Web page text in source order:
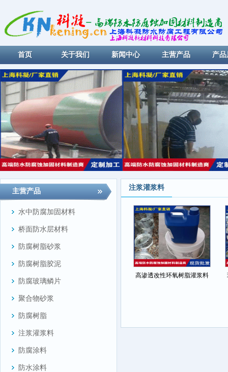
首页 关于我们 新闻中心 主营产品 产品
主营产品
水中防腐加固材料
桥面防水层材料
防腐树脂砂浆
防腐树脂胶泥
防腐玻璃鳞片
聚合物砂浆
防腐树脂
注浆灌浆料
防腐涂料
防水涂料
注浆灌浆料
高渗透改性环氧树脂灌浆料